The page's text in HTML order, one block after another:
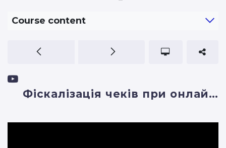
Course content
Фіскалізація чеків при онлайн-продажах